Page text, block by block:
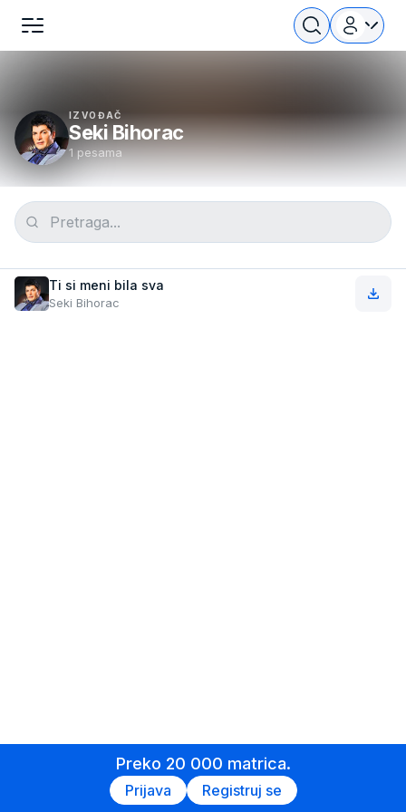
IZVOĐAČ
Seki Bihorac
1 pesama
Ti si meni bila sva
Seki Bihorac
Preko 20 000 matrica.
Prijava Registruj se